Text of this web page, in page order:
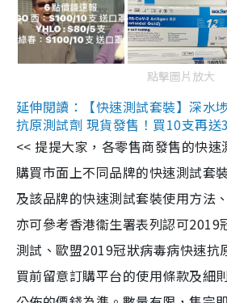
點擊圖片放大
延伸閱讀：【快速測試套裝】深水
抗原測試劑 現貨發售！買10支再送
<< 提提大家，各零售商發售的快速
購買市面上不同品牌的快速測試套
及該品牌的快速測試套裝使用方法
亦可參考香港衞生署表列認可2019
測試、歐盟2019冠狀病毒病快速抗
買前留意訂購平台的使用條款及細